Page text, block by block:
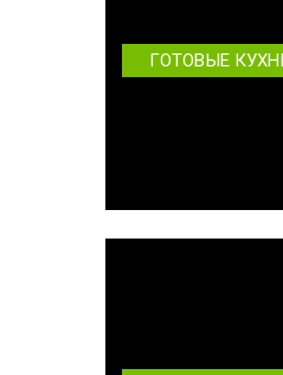
ГОТОВЫЕ